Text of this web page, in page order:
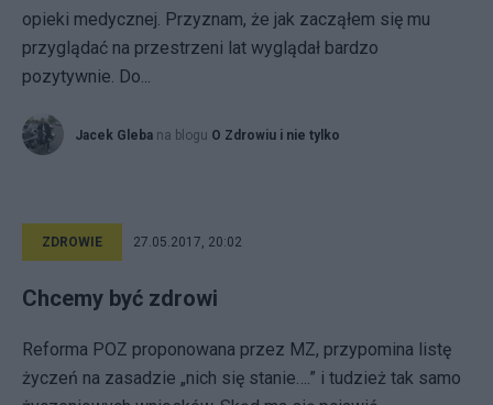
opieki medycznej. Przyznam, że jak zacząłem się mu
przyglądać na przestrzeni lat wyglądał bardzo
pozytywnie. Do...
Jacek Gleba na blogu O Zdrowiu i nie tylko
ZDROWIE 27.05.2017, 20:02
Chcemy być zdrowi
Reforma POZ proponowana przez MZ, przypomina listę
życzeń na zasadzie „nich się stanie….” i tudzież tak samo